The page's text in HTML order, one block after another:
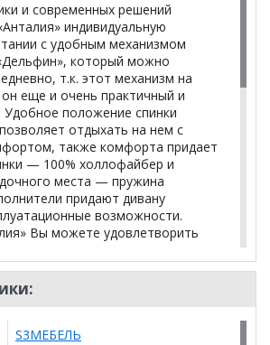
и современных решений
индивидуальную
с удобным механизмом
который можно
т.к. этот механизм на
еще и очень практичный и
положение спинки
отдыхать на нем с
также комфорта придает
— 100% холлофайбер и
места — пружина
придают дивану
возможности.
Вы можете удовлетворить
интерьера, т.к. этот
В зависимости от того большая
Вы можете из модулей
диван, диван с
угловой диван, дополнить его
кроватью.
S3МЕБЕЛЬ